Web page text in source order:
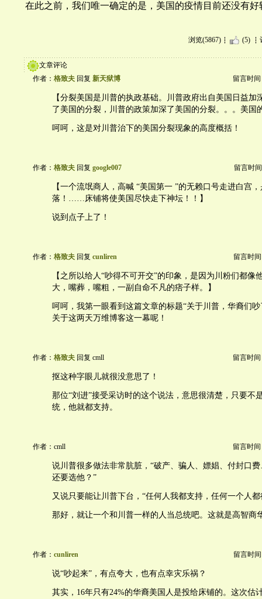
在此之前，我们唯一确定的是，美国的疫情目前还没有
浏览(5867) (5)
文章评论
作者： 格致夫 回复 新天狱博 留言时间
【分裂美国是川普的执政基础。川普政府出自美国日益加
了美国的分裂，川普的政策加深了美国的分裂。。。美国
呵呵，这是对川普治下的美国分裂现象的高度概括！
作者： 格致夫 回复 google007 留言时
【一个流氓商人，高喊 “美国第一 ”的无赖口号走进白宫
落！……床铺将使美国尽快走下神坛！！】
说到点子上了！
作者： 格致夫 回复 cunliren 留言时间
【之所以给人“吵得不可开交”的印象，是因为川粉们都像
大，嘴葬，嘴粗，一副自命不凡的痞子样。】
呵呵，我第一眼看到这篇文章的标题“关于川普，华裔们
关于这两天万维博客这一幕呢！
作者： 格致夫 回复 cmll 留言时间
抠这种字眼儿就很没意思了！
那位“刘进”接受采访时的这个说法，意思很清楚，只要不
统，他就都支持。
作者：cmll 留言时间
说川普很多做法非常肮脏，“破产、骗人、嫖娼、付封口
还要选他？”
又说只要能让川普下台，“任何人我都支持，任何一个人都
那好，就让一个和川普一样的人当总统吧。这就是高智商
作者： cunliren 留言时间
说“吵起来”，有点夸大，也有点幸灾乐祸？
其实，16年只有24%的华裔美国人是投给床铺的。这次估